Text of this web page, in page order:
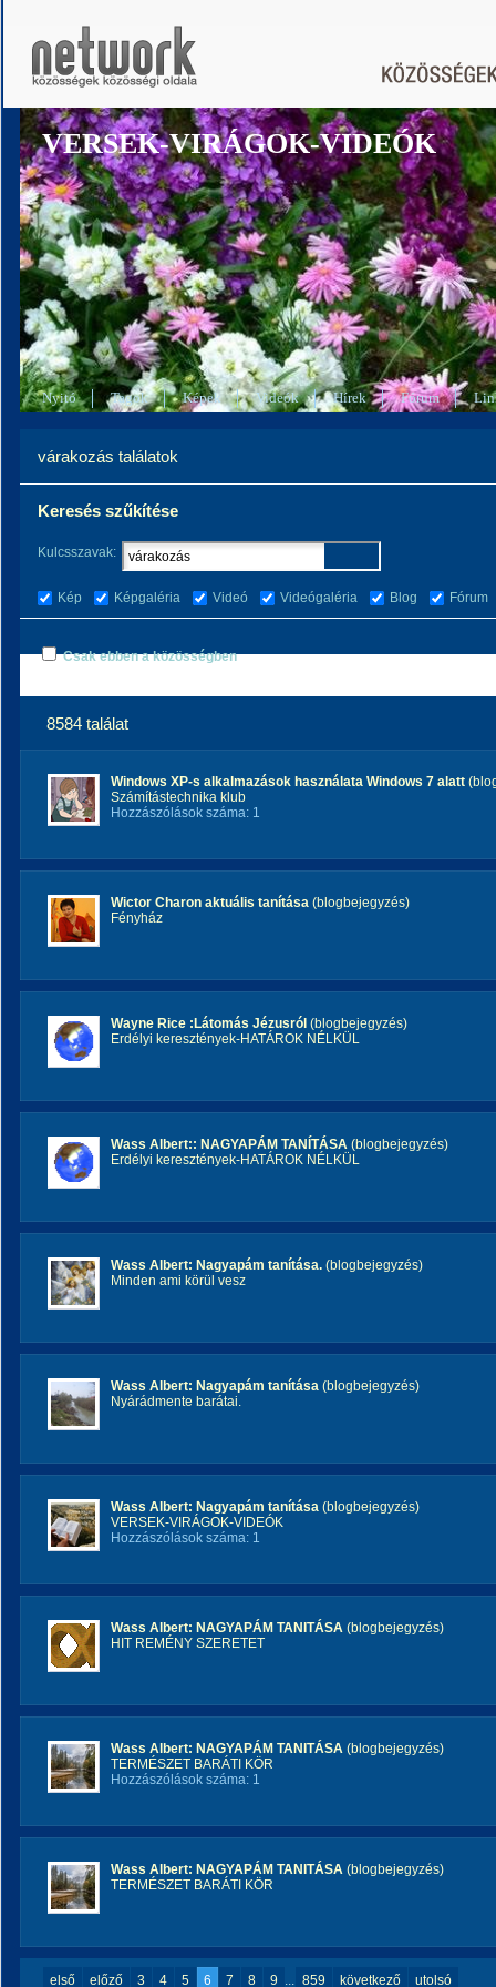
VERSEK-VIRÁGOK-VIDEÓK
Nyitó Tagok Képek Videók Hírek Fórum
várakozás találatok
Keresés szűkítése
Kulcsszavak:
Kép Képgaléria Videó Videógaléria Blog Fórum
Csak ebben a közösségben
8584 találat
Windows XP-s alkalmazások használata Windows 7 alatt
Számítástechnika klub
Hozzászólások száma: 1
Wictor Charon aktuális tanítása (blogbejegyzés)
Fényház
Wayne Rice :Látomás Jézusról (blogbejegyzés)
Erdélyi keresztények-HATÁROK NÉLKÜL
Wass Albert:: NAGYAPÁM TANÍTÁSA (blogbejegyzés)
Erdélyi keresztények-HATÁROK NÉLKÜL
Wass Albert: Nagyapám tanítása. (blogbejegyzés)
Minden ami körül vesz
Wass Albert: Nagyapám tanítása (blogbejegyzés)
Nyárádmente barátai.
Wass Albert: Nagyapám tanítása (blogbejegyzés)
VERSEK-VIRÁGOK-VIDEÓK
Hozzászólások száma: 1
Wass Albert: NAGYAPÁM TANITÁSA (blogbejegyzés)
HIT REMÉNY SZERETET
Wass Albert: NAGYAPÁM TANITÁSA (blogbejegyzés)
TERMÉSZET BARÁTI KÖR
Hozzászólások száma: 1
Wass Albert: NAGYAPÁM TANITÁSA (blogbejegyzés)
TERMÉSZET BARÁTI KÖR
első előző 3 4 5 6 7 8 9 ... 859 következő utolsó